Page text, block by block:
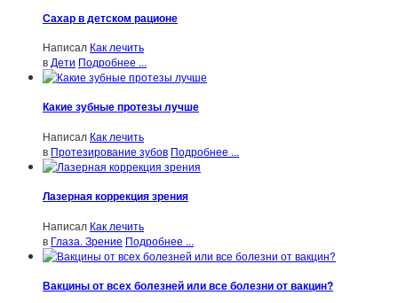
Сахар в детском рационе
Написал Как лечить
вДети Подробнее ...
Какие зубные протезы лучше
Написал Как лечить
в Протезирование зубов Подробнее ...
Лазерная коррекция зрения
Написал Как лечить
в Глаза. Зрение Подробнее ...
Вакцины от всех болезней или все болезни от вакцин?